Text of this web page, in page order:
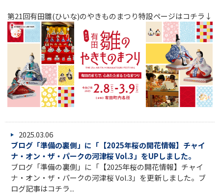
第21回有田雛(ひいな)のやきものまつり特設ページはコチラ↓
2025.03.06
ブログ「準備の裏側」に「【2025年桜の開花情報】チャイ
ナ・オン・ザ・パークの河津桜 Vol.3」をUPしました。
ブログ「準備の裏側」に「【2025年桜の開花情報】チャイ
ナ・オン・ザ・パークの河津桜 Vol.3」を更新しました。ブ
ログ記事はコチラ...